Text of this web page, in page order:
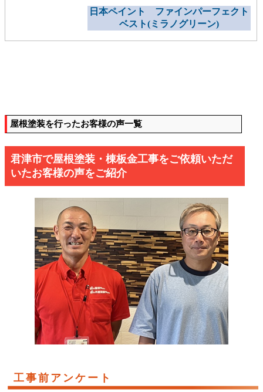
日本ペイント ファインパーフェクト
ベスト(ミラノグリーン)
屋根塗装を行ったお客様の声一覧
君津市で屋根塗装・棟板金工事をご依頼いただ
いたお客様の声をご紹介
工事前アンケート